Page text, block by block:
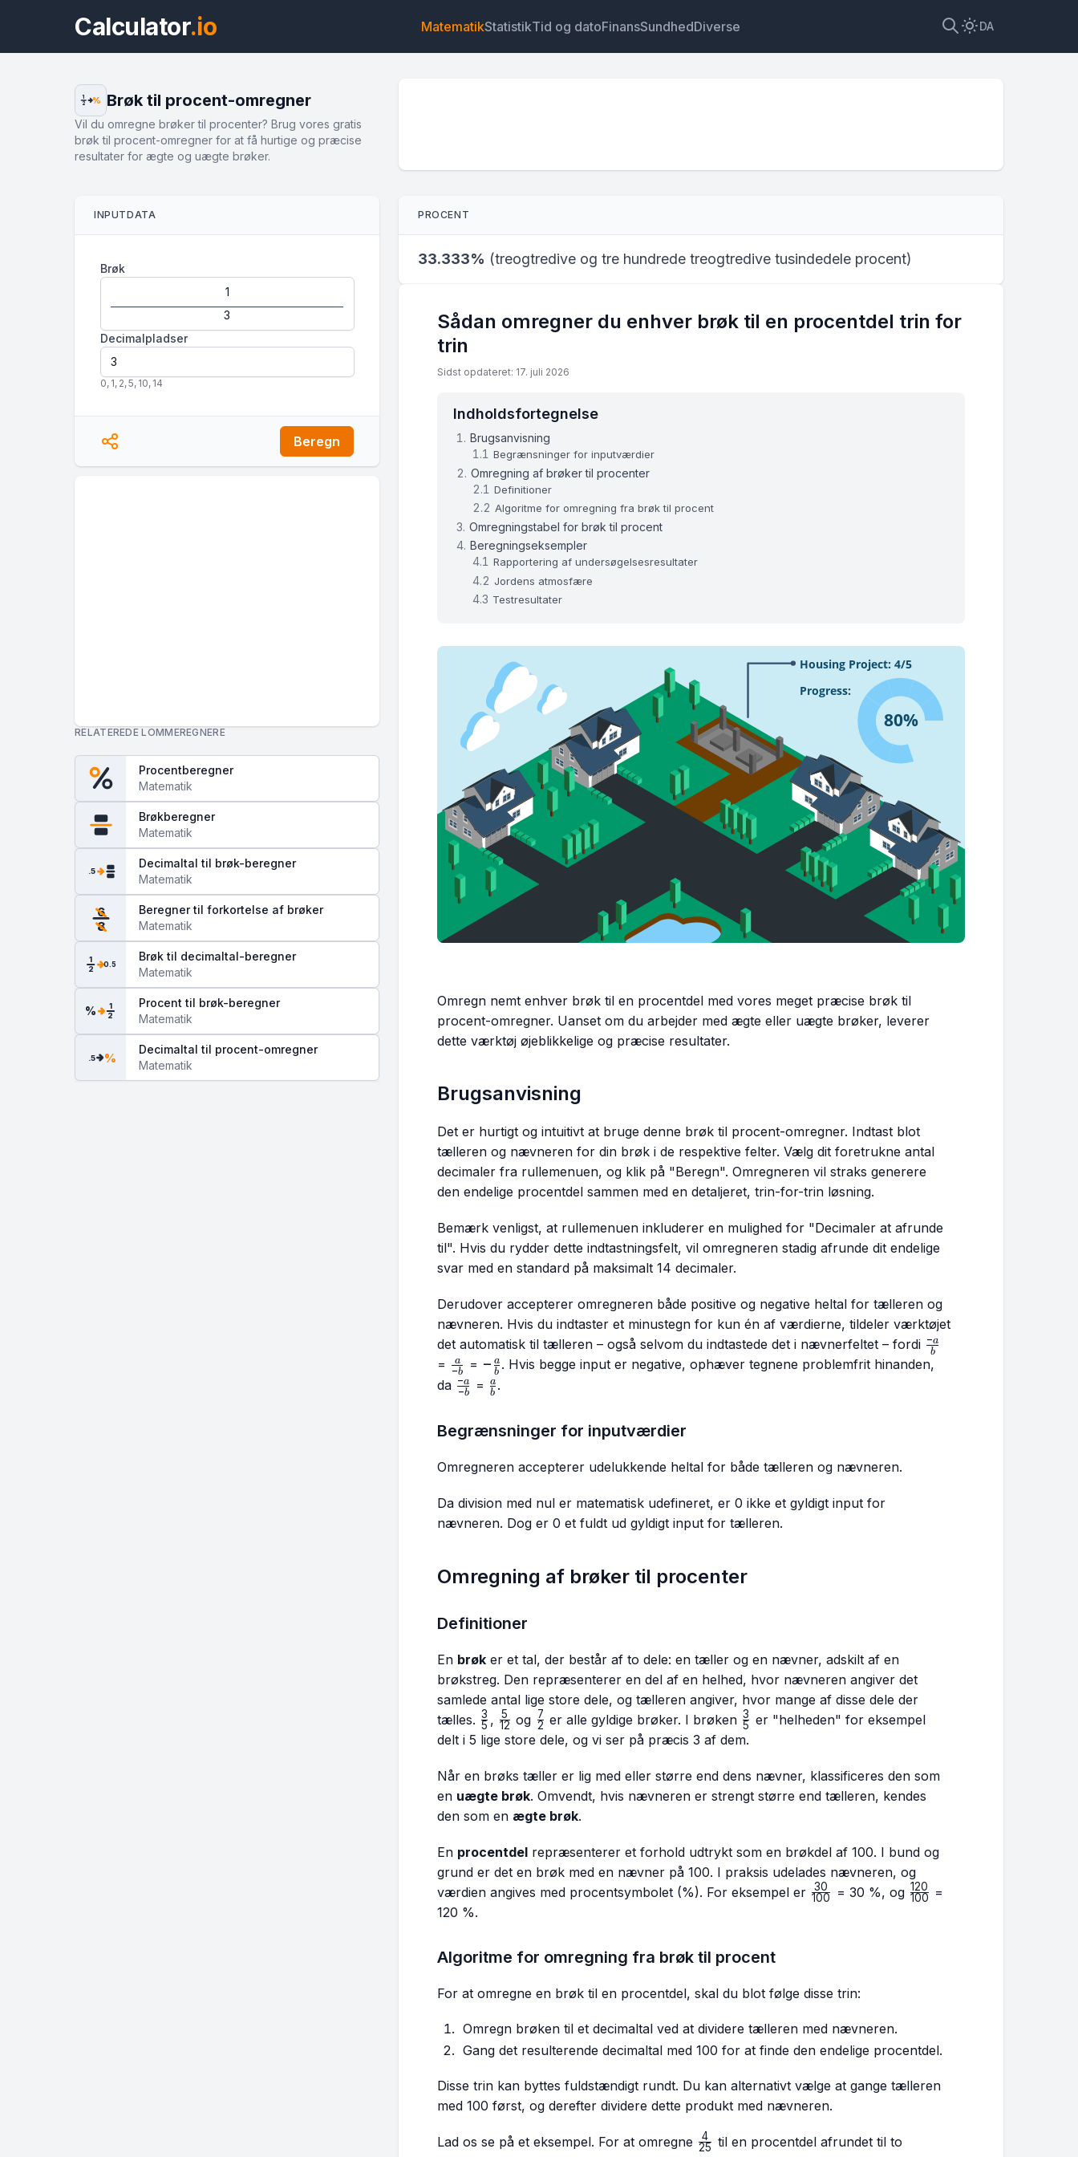
Calculator.io MatematikStatistikTid og datoFinansSundhedDiverse DA
1
2
% Brøk til procent-omregner
Vil du omregne brøker til procenter? Brug vores gratis
brøk til procent-omregner for at få hurtige og præcise
resultater for ægte og uægte brøker.
INPUTDATA
Brøk
Decimalpladser
0, 1, 2,5, 10, 14
Beregn
RELATEREDE LOMMEREGNERE
Procentberegner
Matematik
Brøkberegner
Matematik
.5
Decimaltal til brøk-beregner
Matematik
6
8
Beregner til forkortelse af brøker
Matematik
1
2 0.5
Brøk til decimaltal-beregner
Matematik
% 1
2
Procent til brøk-beregner
Matematik
.5 %
Decimaltal til procent-omregner
Matematik
PROCENT
33.333% (treogtredive og tre hundrede treogtredive tusindedele procent)
Sådan omregner du enhver brøk til en procentdel trin for
trin
Sidst opdateret: 17. juli 2026
Indholdsfortegnelse
Brugsanvisning
Begrænsninger for inputværdier
Omregning af brøker til procenter
Definitioner
Algoritme for omregning fra brøk til procent
Omregningstabel for brøk til procent
Beregningseksempler
Rapportering af undersøgelsesresultater
Jordens atmosfære
Testresultater
Omregn nemt enhver brøk til en procentdel med vores meget præcise brøk til
procent-omregner. Uanset om du arbejder med ægte eller uægte brøker, leverer
dette værktøj øjeblikkelige og præcise resultater.
Brugsanvisning
Det er hurtigt og intuitivt at bruge denne brøk til procent-omregner. Indtast blot
tælleren og nævneren for din brøk i de respektive felter. Vælg dit foretrukne antal
decimaler fra rullemenuen, og klik på "Beregn". Omregneren vil straks generere
den endelige procentdel sammen med en detaljeret, trin-for-trin løsning.
Bemærk venligst, at rullemenuen inkluderer en mulighed for "Decimaler at afrunde
til". Hvis du rydder dette indtastningsfelt, vil omregneren stadig afrunde dit endelige
svar med en standard på maksimalt 14 decimaler.
Derudover accepterer omregneren både positive og negative heltal for tælleren og
nævneren. Hvis du indtaster et minustegn for kun én af værdierne, tildeler værktøjet
det automatisk til tælleren – også selvom du indtastede det i nævnerfeltet – fordi \frac{-
a}{b}
b
−a
= \frac{a}
{-b}
−b
a = -
\frac{a}
{b}
− b
a . Hvis begge input er negative, ophæver tegnene problemfrit hinanden,
da \frac{-
−b
−a = \frac{a}
b
a .
Begrænsninger for inputværdier
Omregneren accepterer udelukkende heltal for både tælleren og nævneren.
Da division med nul er matematisk udefineret, er 0 ikke et gyldigt input for
nævneren. Dog er 0 et fuldt ud gyldigt input for tælleren.
Omregning af brøker til procenter
Definitioner
En brøk er et tal, der består af to dele: en tæller og en nævner, adskilt af en
brøkstreg. Den repræsenterer en del af en helhed, hvor nævneren angiver det
samlede antal lige store dele, og tælleren angiver, hvor mange af disse dele der
tælles. \frac{3}
{5}
5
3 , \frac{5}
{12}
12
5 og \frac{7}
{2}
2
7 er alle gyldige brøker. I brøken \frac{3}
{5}
5
3 er "helheden" for eksempel
delt i 5 lige store dele, og vi ser på præcis 3 af dem.
Når en brøks tæller er lig med eller større end dens nævner, klassificeres den som
en uægte brøk. Omvendt, hvis nævneren er strengt større end tælleren, kendes
den som en ægte brøk.
En procentdel repræsenterer et forhold udtrykt som en brøkdel af 100. I bund og
grund er det en brøk med en nævner på 100. I praksis udelades nævneren, og
værdien angives med procentsymbolet (%). For eksempel er \frac{30}
100
30 = 30 %, og \frac{120}
100
120
=
120 %.
Algoritme for omregning fra brøk til procent
For at omregne en brøk til en procentdel, skal du blot følge disse trin:
Omregn brøken til et decimaltal ved at dividere tælleren med nævneren.
Gang det resulterende decimaltal med 100 for at finde den endelige procentdel.
Disse trin kan byttes fuldstændigt rundt. Du kan alternativt vælge at gange tælleren
med 100 først, og derefter dividere dette produkt med nævneren.
Lad os se på et eksempel. For at omregne \frac{4}
25
4
til en procentdel afrundet til to